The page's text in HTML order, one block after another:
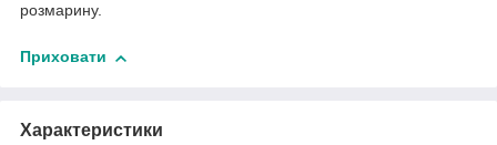
розмарину.
Приховати
Характеристики